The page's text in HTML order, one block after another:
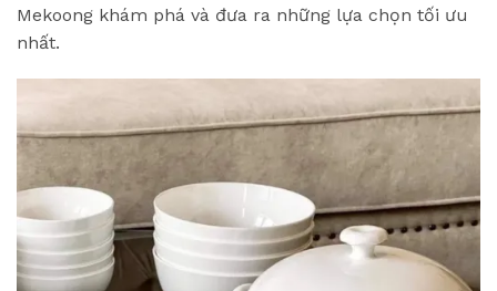
Mekoong khám phá và đưa ra những lựa chọn tối ưu
nhất.